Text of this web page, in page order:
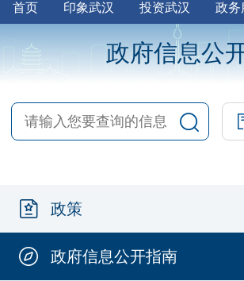
首页 印象武汉 投资武汉 政务
政府信息公
政策
政府信息公开指南